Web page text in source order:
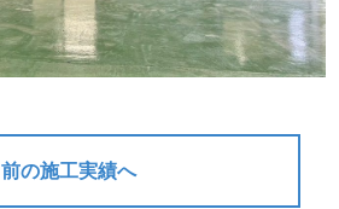
前の施工実績へ